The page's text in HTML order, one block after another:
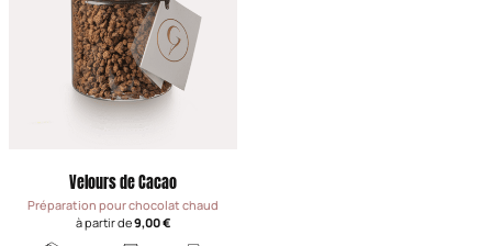
Velours de Cacao
Préparation pour chocolat chaud
à partir de9,00 €